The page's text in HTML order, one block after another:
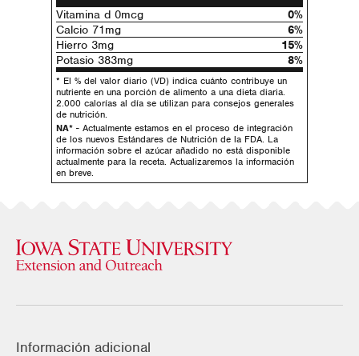
Vitamina d 0mcg
0%
Calcio 71mg
6%
Hierro 3mg
15%
Potasio 383mg
8%
* El % del valor diario (VD) indica cuánto contribuye un
nutriente en una porción de alimento a una dieta diaria.
2.000 calorías al día se utilizan para consejos generales
de nutrición.
NA* - Actualmente estamos en el proceso de integración
de los nuevos Estándares de Nutrición de la FDA. La
información sobre el azúcar añadido no está disponible
actualmente para la receta. Actualizaremos la información
en breve.
Información adicional